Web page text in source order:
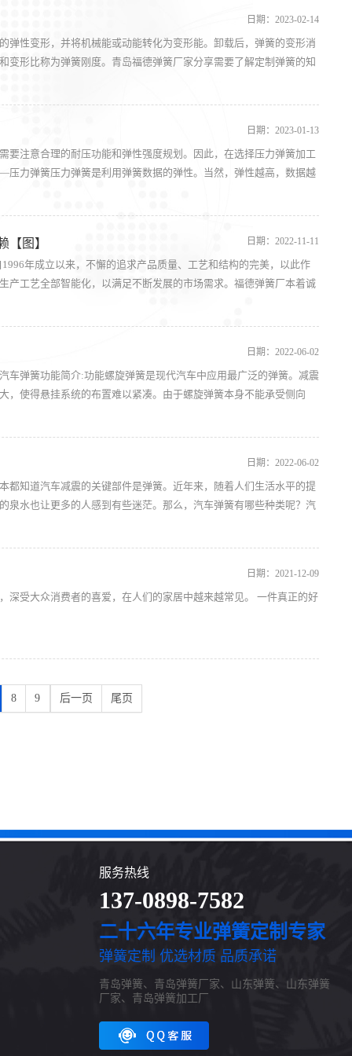
日期：2023-02-14
性变形，并将机械能或动能转化为变形能。卸载后，弹簧的变形消
形比称为弹簧刚度。青岛福德弹簧厂家分享需要了解定制弹簧的知
日期：2023-01-13
注意合理的耐压功能和弹性强度规划。因此，在选择压力弹簧加工
力弹簧压力弹簧是利用弹簧数据的弹性。当然，弹性越高，数据越
图】 日期：2022-11-11
年成立以来，不懈的追求产品质量、工艺和结构的完美，以此作
产工艺全部智能化，以满足不断发展的市场需求。福德弹簧厂本着诚
日期：2022-06-02
车弹簧功能简介:功能螺旋弹簧是现代汽车中应用最广泛的弹簧。减震
，使得悬挂系统的布置难以紧凑。由于螺旋弹簧本身不能承受侧向
日期：2022-06-02
知道汽车减震的关键部件是弹簧。近年来，随着人们生活水平的提
泉水也让更多的人感到有些迷茫。那么，汽车弹簧有哪些种类呢？汽
日期：2021-12-09
受大众消费者的喜爱，在人们的家居中越来越常见。 一件真正的好
8 9 后一页 尾页
服务热线
137-0898-7582
二十六年专业弹簧定制专家
弹簧定制 优选材质 品质承诺
青岛弹簧、青岛弹簧厂家、山东弹簧、山东弹簧
厂家、青岛弹簧加工厂